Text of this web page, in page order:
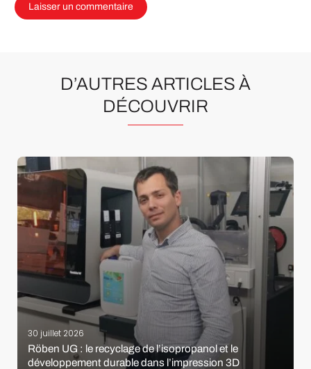
D’AUTRES ARTICLES À
DÉCOUVRIR
30 juillet 2026
Röben UG : le recyclage de l’isopropanol et le
développement durable dans l’impression 3D